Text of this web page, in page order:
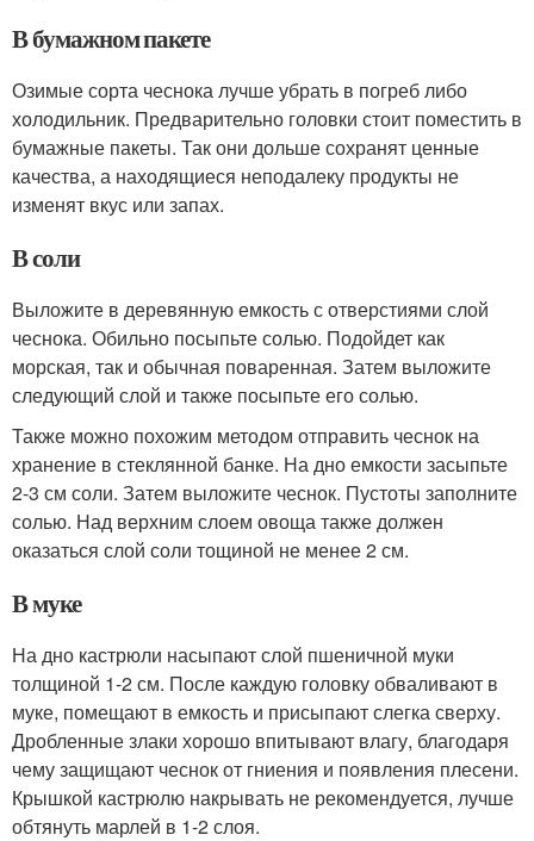
В бумажном пакете
Озимые сорта чеснока лучше убрать в погреб либо
холодильник. Предварительно головки стоит поместить в
бумажные пакеты. Так они дольше сохранят ценные
качества, а находящиеся неподалеку продукты не
изменят вкус или запах.
В соли
Выложите в деревянную емкость с отверстиями слой
чеснока. Обильно посыпьте солью. Подойдет как
морская, так и обычная поваренная. Затем выложите
следующий слой и также посыпьте его солью.
Также можно похожим методом отправить чеснок на
хранение в стеклянной банке. На дно емкости засыпьте
2-3 см соли. Затем выложите чеснок. Пустоты заполните
солью. Над верхним слоем овоща также должен
оказаться слой соли тощиной не менее 2 см.
В муке
На дно кастрюли насыпают слой пшеничной муки
толщиной 1-2 см. После каждую головку обваливают в
муке, помещают в емкость и присыпают слегка сверху.
Дробленные злаки хорошо впитывают влагу, благодаря
чему защищают чеснок от гниения и появления плесени.
Крышкой кастрюлю накрывать не рекомендуется, лучше
обтянуть марлей в 1-2 слоя.